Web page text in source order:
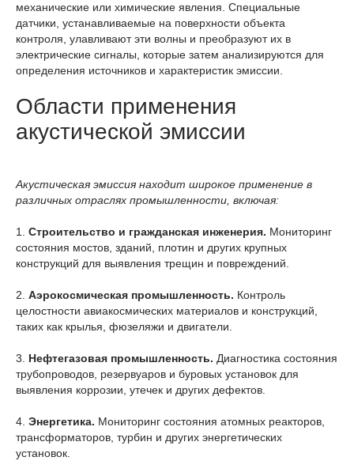
механические или химические явления. Специальные
датчики, устанавливаемые на поверхности объекта
контроля, улавливают эти волны и преобразуют их в
электрические сигналы, которые затем анализируются для
определения источников и характеристик эмиссии.
Области применения
акустической эмиссии
Акустическая эмиссия находит широкое применение в
различных отраслях промышленности, включая:
1. Строительство и гражданская инженерия. Мониторинг
состояния мостов, зданий, плотин и других крупных
конструкций для выявления трещин и повреждений.
2. Аэрокосмическая промышленность. Контроль
целостности авиакосмических материалов и конструкций,
таких как крылья, фюзеляжи и двигатели.
3. Нефтегазовая промышленность. Диагностика состояния
трубопроводов, резервуаров и буровых установок для
выявления коррозии, утечек и других дефектов.
4. Энергетика. Мониторинг состояния атомных реакторов,
трансформаторов, турбин и других энергетических
установок.